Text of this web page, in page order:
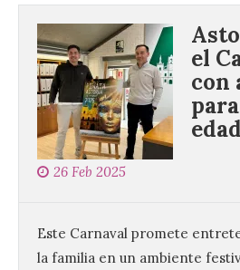
el
con
26 Feb 2025
Este Carnaval promete
la familia en un ambiente